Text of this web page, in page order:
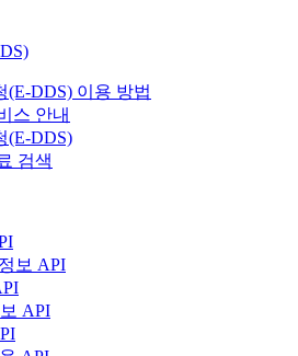
(E-DDS) 이용 방법
스 안내
(E-DDS)
검색
보 API
API